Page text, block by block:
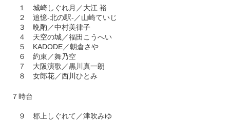
１ 城崎しぐれ月／大江 裕
２ 追憶-北の駅-／山崎ていじ
３ 晩酌／中村美律子
４ 天空の城／福田こうへい
５ KADODE／朝倉さや
６ 約束／舞乃空
７ 大阪演歌／黒川真一朗
８ 女郎花／西川ひとみ
７時台
９ 郡上しぐれて／津吹みゆ